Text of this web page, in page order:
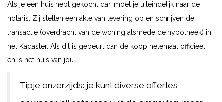
Als je een huis hebt gekocht dan moet je uiteindelijk naar de
notaris. Zij stellen een akte van levering op en schrijven de
transactie (overdracht van de woning alsmede de hypotheek) in
het Kadaster. Als dit is gebeurt dan de koop helemaal officieel
en is het huis van jou.
Tipje onzerzijds: je kunt diverse offertes